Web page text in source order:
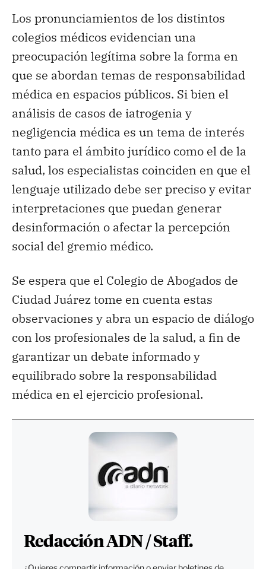
Los pronunciamientos de los distintos
colegios médicos evidencian una
preocupación legítima sobre la forma en
que se abordan temas de responsabilidad
médica en espacios públicos. Si bien el
análisis de casos de iatrogenia y
negligencia médica es un tema de interés
tanto para el ámbito jurídico como el de la
salud, los especialistas coinciden en que el
lenguaje utilizado debe ser preciso y evitar
interpretaciones que puedan generar
desinformación o afectar la percepción
social del gremio médico.
Se espera que el Colegio de Abogados de
Ciudad Juárez tome en cuenta estas
observaciones y abra un espacio de diálogo
con los profesionales de la salud, a fin de
garantizar un debate informado y
equilibrado sobre la responsabilidad
médica en el ejercicio profesional.
Redacción ADN / Staff.